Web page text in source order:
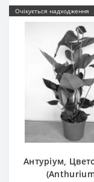
Очікується надходження
Антуріум,